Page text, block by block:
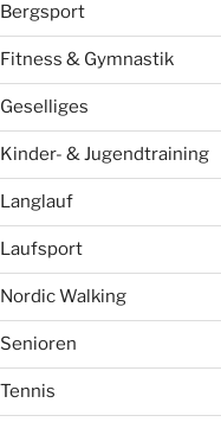
Bergsport
Fitness & Gymnastik
Geselliges
Kinder- & Jugendtraining
Langlauf
Laufsport
Nordic Walking
Senioren
Tennis